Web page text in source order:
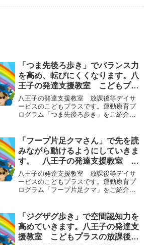
「つま先後ろ歩き」でバランス力
を高め、転びにくくなります。八
王子の発達支援教室 こどもプラ
スの放課後等デイサービス
八王子の発達支援教室 放課後等デイサ
ービスのこどもプラスです。運動療育プ
ログラム「つま先後ろ歩き」をご紹介し
この遊びでは速く進むことが目的ではな
いので、１回も線から落ち...
「フープ片足クマさん」で先を読
みながら動けるようにしていきま
す。 八王子の発達支援教室 こ
どもプラスの放課後等デイサービ
ス
八王子の発達支援教室 放課後等デイサ
ービスのこどもプラスです。運動療育プ
ログラム「フープ片足クマ」をご紹介し
これを確認してから、「クマさんが歩い
ていたら片足を怪我してし...
「ジグザグ歩き」で空間認知力を
高めていきます。八王子の発達支
援教室 こどもプラスの放課後等